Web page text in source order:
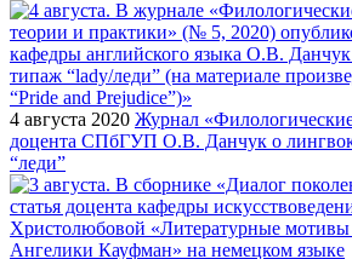
4 августа 2020 Журнал
доцента СПбГУП О.В. Данчук о
“леди”